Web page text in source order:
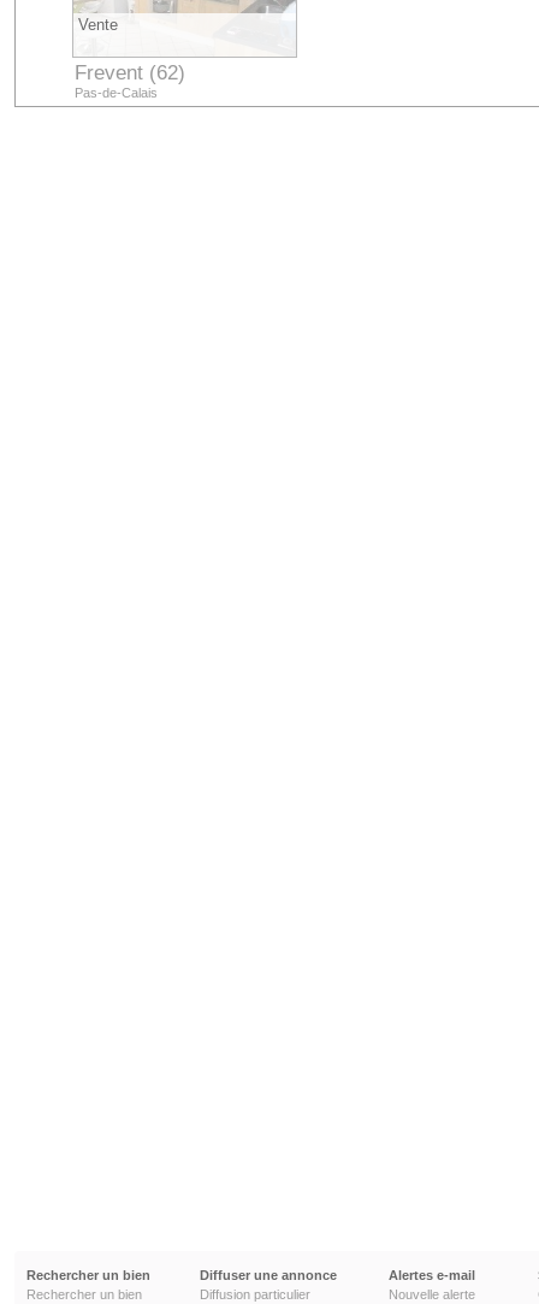
Vente
Frevent (62)
Pas-de-Calais
Rechercher un bien
Rechercher un bien
Diffuser une annonce
Diffusion particulier
Alertes e-mail
Nouvelle alerte